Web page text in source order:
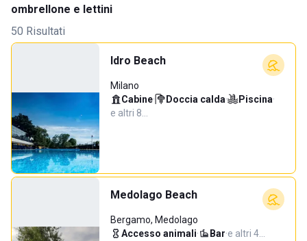
ombrellone e lettini
50 Risultati
Idro Beach
Milano
Cabine· Doccia calda· Piscina·
e altri 8…
Medolago Beach
Bergamo, Medolago
Accesso animali· Bar·e altri 4…